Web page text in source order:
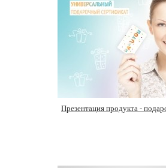
Презентация продукта -